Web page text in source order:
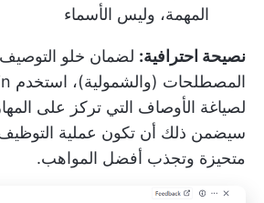
المهمة، وليس الأسماء
نصيحة احترافية: لضمان خلو
المصطلحات (والشمولية)، استخدم
لصياغة الأوصاف التي تركز على
سيضمن ذلك أن تكون عملية التوظيف
متحيزة وتجذب أفضل المواهب.